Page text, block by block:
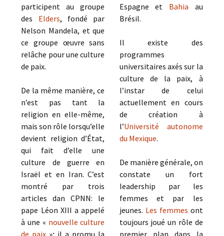
participent au groupe
des Elders, fondé par
Nelson Mandela, et que
ce groupe œuvre sans
relâche pour une culture
de paix.
De la même manière, ce
n’est pas tant la
religion en elle-même,
mais son rôle lorsqu’elle
devient religion d’État,
qui fait d’elle une
culture de guerre en
Israël et en Iran. C’est
montré par trois
articles dan CPNN: le
pape Léon XIII a appelé
à une « nouvelle culture
de paix »; il a promu la
Espagne et Bahia au
Brésil.
Il existe des
programmes
universitaires axés sur la
culture de la paix, à
l’instar de celui
actuellement en cours
de création à
l’Université autonome
du Mexique.
De manière générale, on
constate un fort
leadership par les
femmes et par les
jeunes. Les femmes ont
toujours joué un rôle de
premier plan dans la